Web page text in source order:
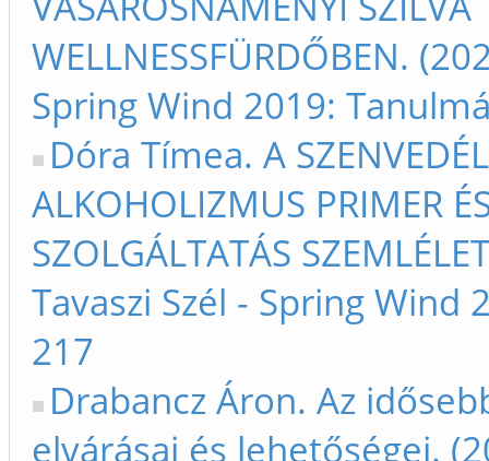
WELLNESSFÜRDŐBEN.
Spring Wind 2019:
Dóra Tímea. A
ALKOHOLIZMUS PRIMER
SZOLGÁLTATÁS
Tavaszi Szél - Spring
217
Drabancz Áron. Az
elvárásai és lehetőségei.